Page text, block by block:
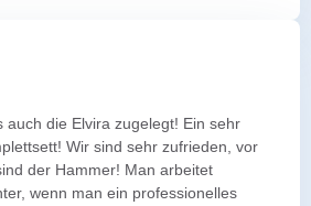
auch die Elvira zugelegt! Ein sehr
Wir sind sehr zufrieden, vor
der Hammer! Man arbeitet
wenn man ein professionelles